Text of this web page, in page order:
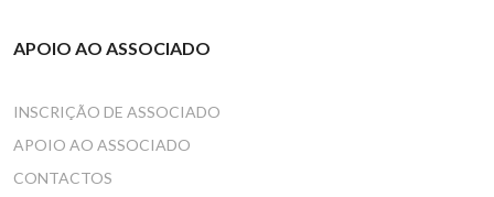
APOIO AO ASSOCIADO
INSCRIÇÃO DE ASSOCIADO
APOIO AO ASSOCIADO
CONTACTOS